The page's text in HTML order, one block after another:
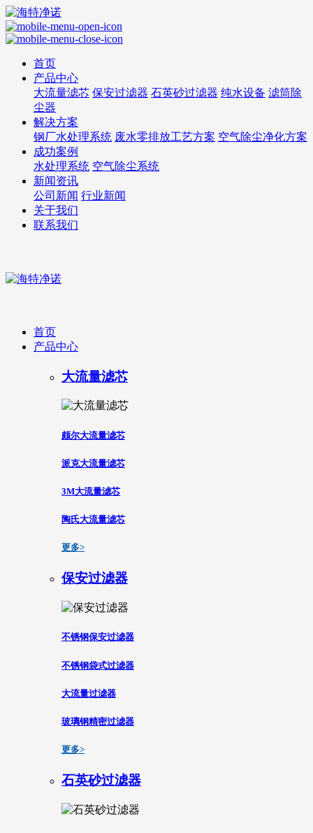
首页
产品中心
大流量滤芯 保安过滤器 石英砂过滤器 纯水设备 滤筒除
尘器
解决方案
钢厂水处理系统 废水零排放工艺方案 空气除尘净化方案
成功案例
水处理系统 空气除尘系统
新闻资讯
公司新闻 行业新闻
关于我们
联系我们
首页
产品中心
大流量滤芯
颇尔大流量滤芯
派克大流量滤芯
3M大流量滤芯
陶氏大流量滤芯
更多>
保安过滤器
不锈钢保安过滤器
不锈钢袋式过滤器
大流量过滤器
玻璃钢精密过滤器
更多>
石英砂过滤器